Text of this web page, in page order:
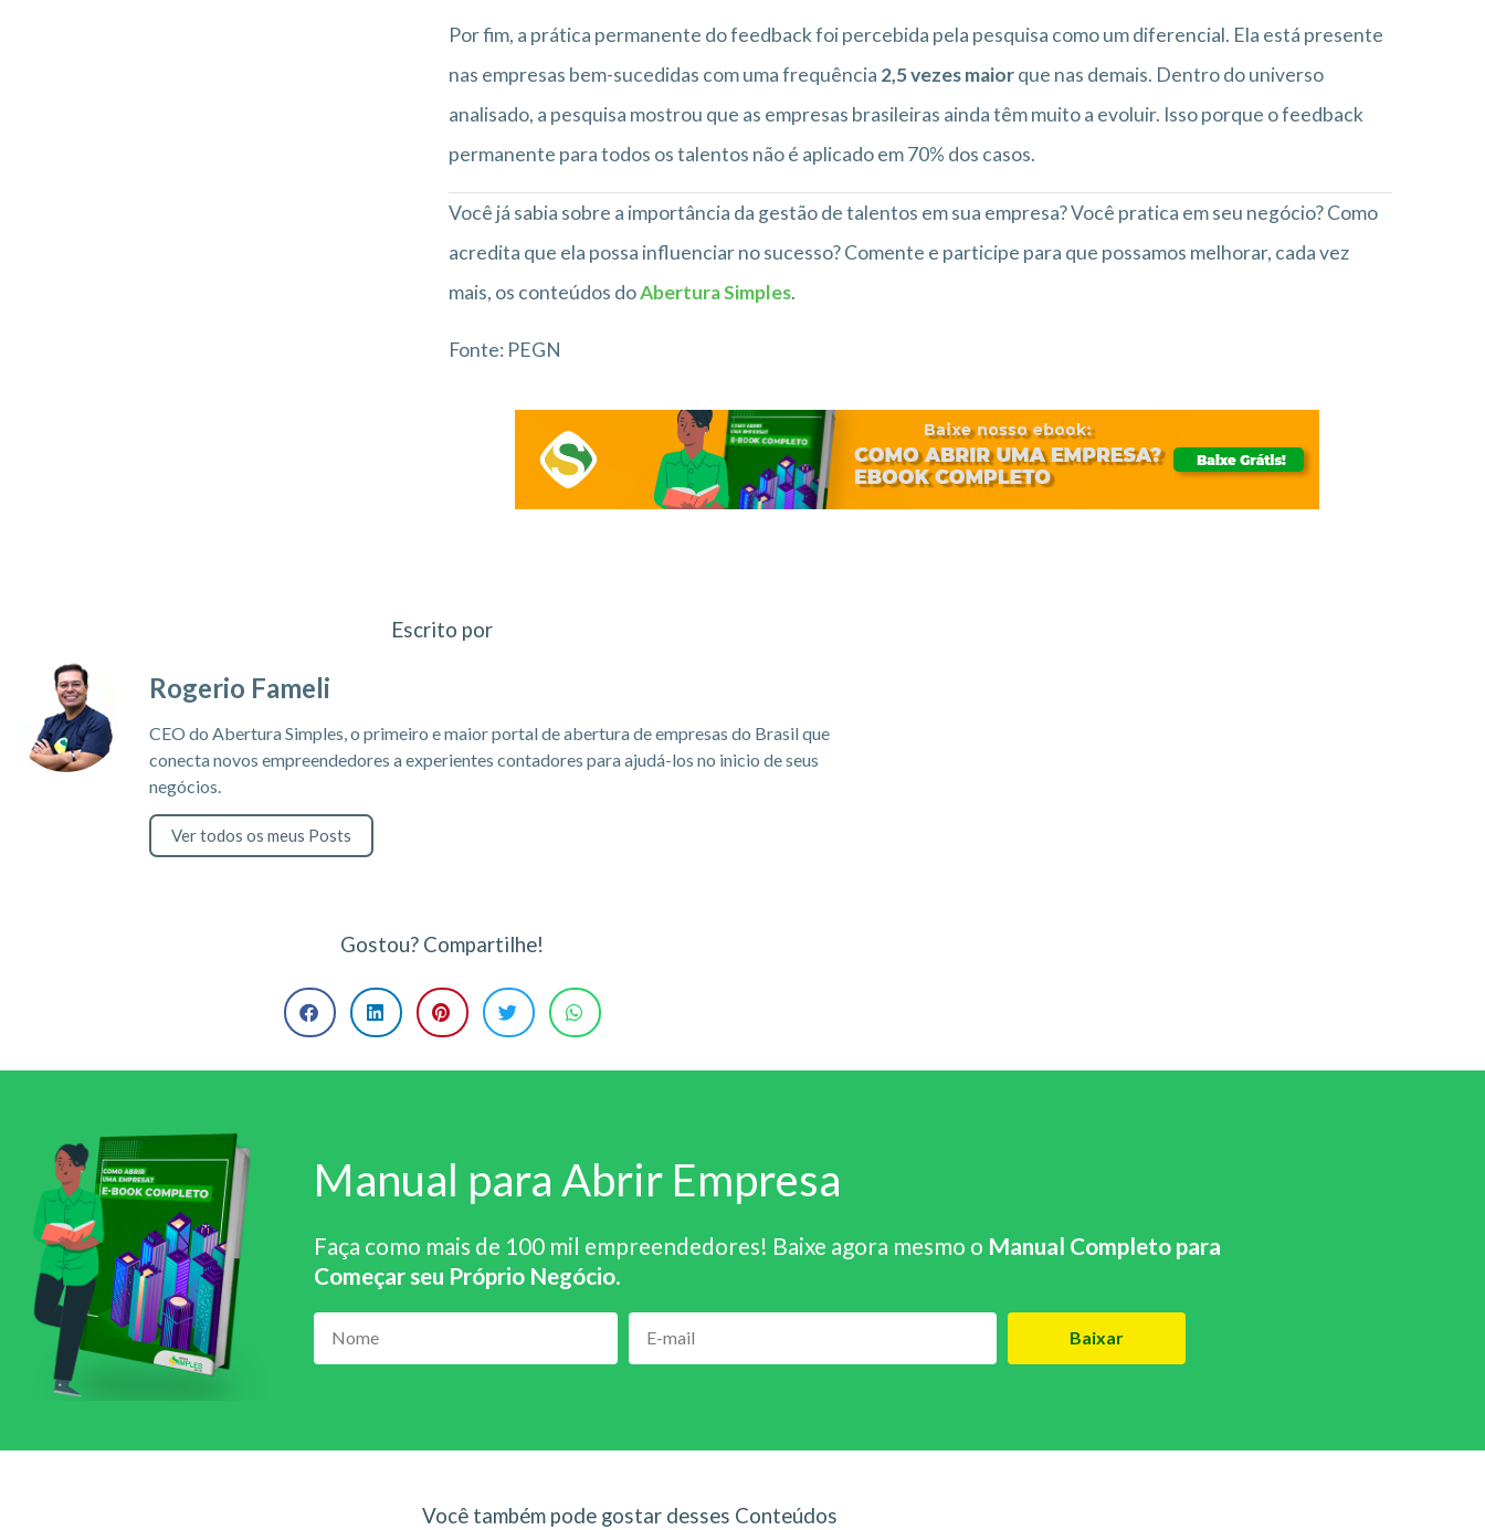
Por fim, a prática permanente do feedback foi percebida pela pesquisa como um diferencial. Ela está presente
nas empresas bem-sucedidas com uma frequência 2,5 vezes maiorque nas demais. Dentro do universo
analisado, a pesquisa mostrou que as empresas brasileiras ainda têm muito a evoluir. Isso porque o feedback
permanente para todos os talentos não é aplicado em 70% dos casos.
Você já sabia sobre a importância da gestão de talentos em sua empresa? Você pratica em seu negócio? Como
acredita que ela possa influenciar no sucesso? Comente e participe para que possamos melhorar, cada vez
mais, os conteúdos doAbertura Simples.
Fonte: PEGN
Escrito por
Rogerio Fameli
CEO do Abertura Simples, o primeiro e maior portal de abertura de empresas do Brasil que
conecta novos empreendedores a experientes contadores para ajudá-los no inicio de seus
negócios.
Ver todos os meus Posts
Gostou? Compartilhe!
Manual para Abrir Empresa
Faça como mais de 100 mil empreendedores! Baixe agora mesmo o Manual Completo para
Começar seu Próprio Negócio.
Baixar
Você também pode gostar desses Conteúdos